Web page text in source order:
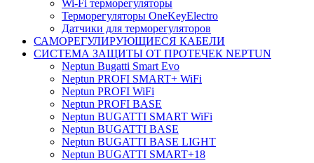
Wi-Fi терморегуляторы
Терморегуляторы OneKeyElectro
Датчики для терморегуляторов
САМОРЕГУЛИРУЮЩИЕСЯ КАБЕЛИ
СИСТЕМА ЗАЩИТЫ ОТ ПРОТЕЧЕК NEPTUN
Neptun Bugatti Smart Evo
Neptun PROFI SMART+ WiFi
Neptun PROFI WiFi
Neptun PROFI BASE
Neptun BUGATTI SMART WiFi
Neptun BUGATTI BASE
Neptun BUGATTI BASE LIGHT
Neptun BUGATTI SMART+18